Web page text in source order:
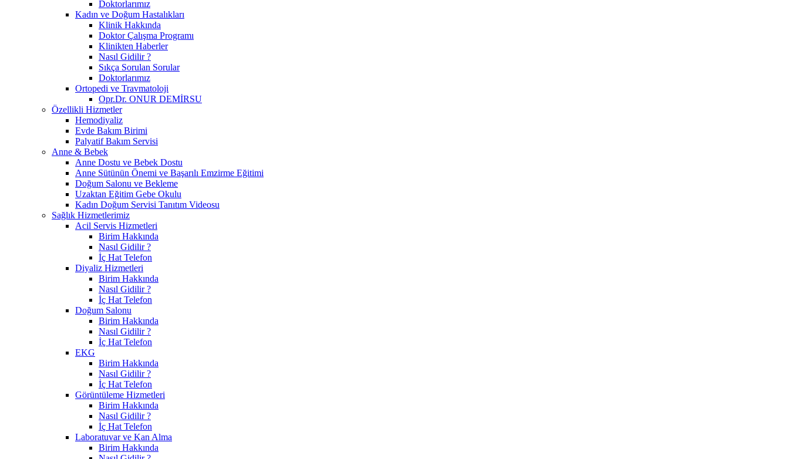
Doktorlarımız
Kadın ve Doğum Hastalıkları
Klinik Hakkında
Doktor Çalışma Programı
Klinikten Haberler
Nasıl Gidilir ?
Sıkça Sorulan Sorular
Doktorlarımız
Ortopedi ve Travmatoloji
Opr.Dr. ONUR DEMİRSU
Özellikli Hizmetler
Hemodiyaliz
Evde Bakım Birimi
Palyatif Bakım Servisi
Anne & Bebek
Anne Dostu ve Bebek Dostu
Anne Sütünün Önemi ve Başarılı Emzirme Eğitimi
Doğum Salonu ve Bekleme
Uzaktan Eğitim Gebe Okulu
Kadın Doğum Servisi Tanıtım Videosu
Sağlık Hizmetlerimiz
Acil Servis Hizmetleri
Birim Hakkında
Nasıl Gidilir ?
İç Hat Telefon
Diyaliz Hizmetleri
Birim Hakkında
Nasıl Gidilir ?
İç Hat Telefon
Doğum Salonu
Birim Hakkında
Nasıl Gidilir ?
İç Hat Telefon
EKG
Birim Hakkında
Nasıl Gidilir ?
İç Hat Telefon
Görüntüleme Hizmetleri
Birim Hakkında
Nasıl Gidilir ?
İç Hat Telefon
Laboratuvar ve Kan Alma
Birim Hakkında